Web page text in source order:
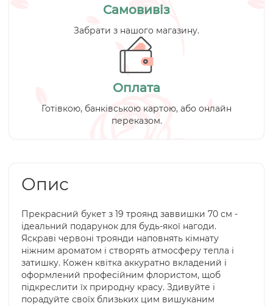
Самовивіз
Забрати з нашого магазину.
Оплата
Готівкою, банківською картою, або онлайн
переказом.
Опис
Прекрасний букет з 19 троянд заввишки 70 см -
ідеальний подарунок для будь-якої нагоди.
Яскраві червоні троянди наповнять кімнату
ніжним ароматом і створять атмосферу тепла і
затишку. Кожен квітка аккуратно вкладений і
оформлений професійним флористом, щоб
підкреслити їх природну красу. Здивуйте і
порадуйте своїх близьких цим вишуканим